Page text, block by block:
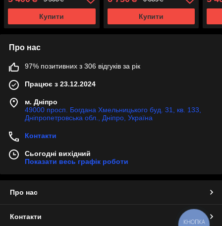
Купити Купити
Про нас
97% позитивних з 306 відгуків за рік
Працює з 23.12.2024
м. Дніпро
49000 просп. Богдана Хмельницького буд. 31, кв. 133,
Дніпропетровська обл., Дніпро, Україна
Контакти
Сьогодні вихідний
Показати весь графік роботи
Про нас
Контакти
КНОПКА